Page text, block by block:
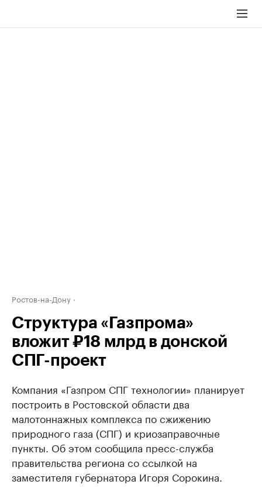
Ростов-на-Дону
Структура «Газпрома»
вложит ₽18 млрд в донской
СПГ-проект
Компания «Газпром СПГ технологии» планирует
построить в Ростовской области два
малотоннажных комплекса по сжижению
природного газа (СПГ) и криозаправочные
пункты. Об этом сообщила пресс-служба
правительства региона со ссылкой на
заместителя губернатора Игоря Сорокина.